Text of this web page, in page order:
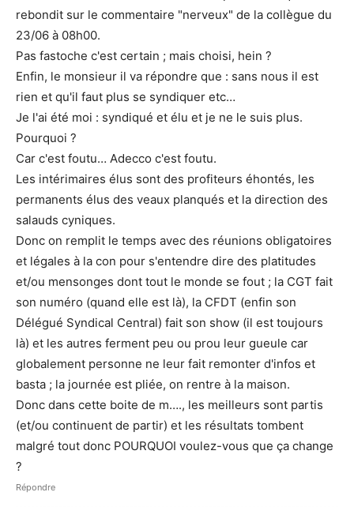
rebondit sur le commentaire "nerveux" de la collègue du
23/06 à 08h00.
Pas fastoche c'est certain ; mais choisi, hein ?
Enfin, le monsieur il va répondre que : sans nous il est
rien et qu'il faut plus se syndiquer etc…
Je l'ai été moi : syndiqué et élu et je ne le suis plus.
Pourquoi ?
Car c'est foutu… Adecco c'est foutu.
Les intérimaires élus sont des profiteurs éhontés, les
permanents élus des veaux planqués et la direction des
salauds cyniques.
Donc on remplit le temps avec des réunions obligatoires
et légales à la con pour s'entendre dire des platitudes
et/ou mensonges dont tout le monde se fout ; la CGT fait
son numéro (quand elle est là), la CFDT (enfin son
Délégué Syndical Central) fait son show (il est toujours
là) et les autres ferment peu ou prou leur gueule car
globalement personne ne leur fait remonter d'infos et
basta ; la journée est pliée, on rentre à la maison.
Donc dans cette boite de m…., les meilleurs sont partis
(et/ou continuent de partir) et les résultats tombent
malgré tout donc POURQUOI voulez-vous que ça change
?
Répondre